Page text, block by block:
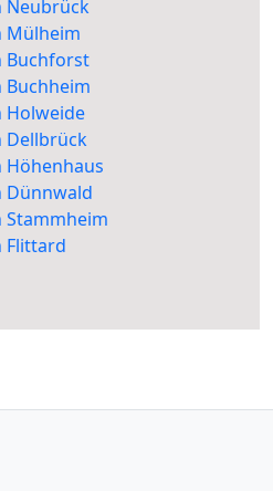
Neubrück
Mülheim
Buchforst
Buchheim
Holweide
Dellbrück
Höhenhaus
Dünnwald
Stammheim
Flittard